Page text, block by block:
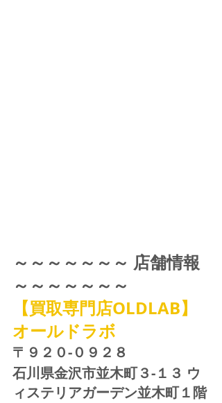
～～～～～～～ 店舗情報
～～～～～～～
【買取専門店OLDLAB】
オールドラボ
〒９２０-０９２８
石川県金沢市並木町３-１３ ウ
ィステリアガーデン並木町１階